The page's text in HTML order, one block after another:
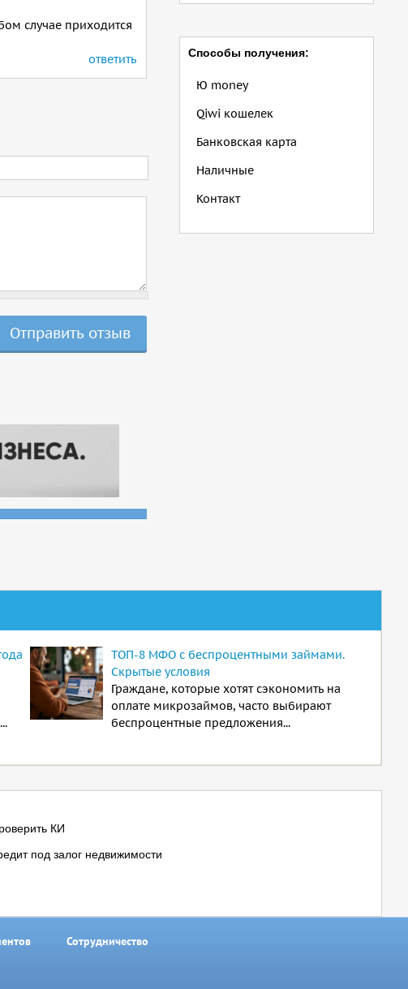
случае приходится
ответить
Способы получения:
Ю money
Qiwi кошелек
Банковская карта
Наличные
Контакт
ТОП-8 МФО с беспроцентными займами.
Скрытые условия
Граждане, которые хотят сэкономить на
оплате микрозаймов, часто выбирают
беспроцентные предложения...
КИ
под залог недвижимости
Сотрудничество